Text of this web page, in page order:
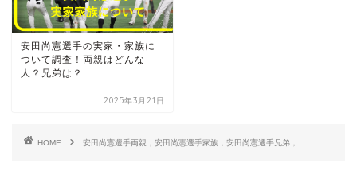
安田尚憲選手の実家・家族に
ついて調査！両親はどんな
人？兄弟は？
2025年3月21日
HOME 安田尚憲選手両親，安田尚憲選手家族，安田尚憲選手兄弟，